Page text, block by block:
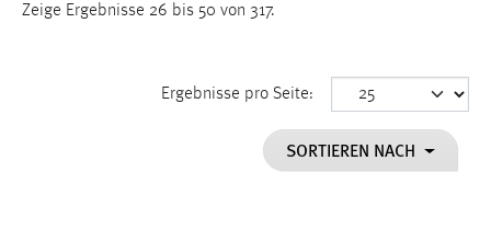
Zeige Ergebnisse 26 bis 50 von 317.
Ergebnisse pro Seite:
SORTIEREN NACH
Einverständnis
cookie_consent
Dieser Cookie speichert die ausgewählten Einverständnis-